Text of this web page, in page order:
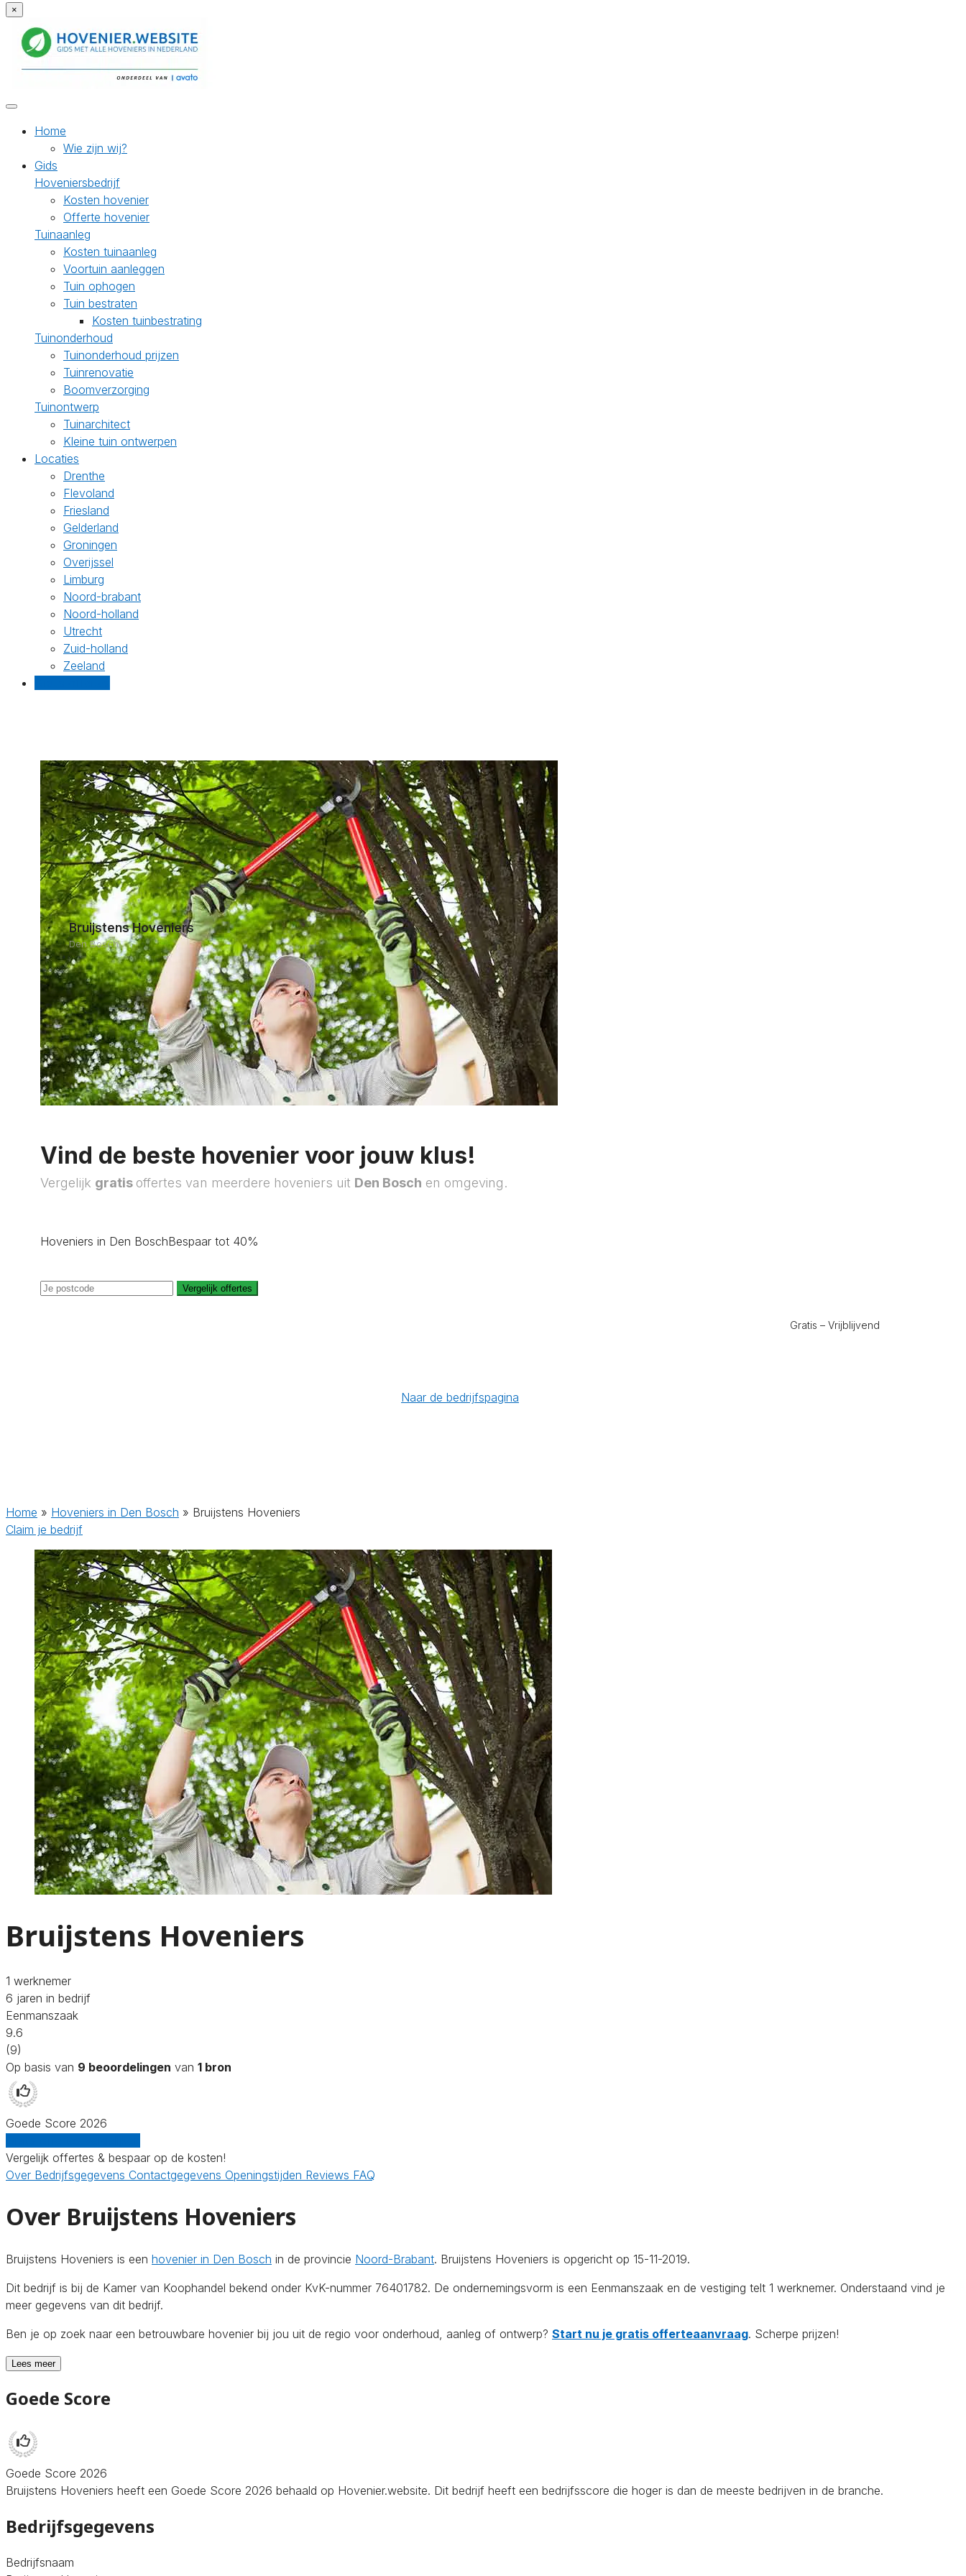
×
Home
Wie zijn wij?
Gids
Hoveniersbedrijf
Kosten hovenier
Offerte hovenier
Tuinaanleg
Kosten tuinaanleg
Voortuin aanleggen
Tuin ophogen
Tuin bestraten
Kosten tuinbestrating
Tuinonderhoud
Tuinonderhoud prijzen
Tuinrenovatie
Boomverzorging
Tuinontwerp
Tuinarchitect
Kleine tuin ontwerpen
Locaties
Drenthe
Flevoland
Friesland
Gelderland
Groningen
Overijssel
Limburg
Noord-brabant
Noord-holland
Utrecht
Zuid-holland
Zeeland
Bruijstens Hoveniers
Den Bosch
Vind de beste hovenier voor jouw klus!
Vergelijk gratis offertes van meerdere hoveniers uit Den Bosch en omgeving.
Hoveniers in Den BoschBespaar tot 40%
Vergelijk offertes
Gratis – Vrijblijvend
Naar de bedrijfspagina
Home » Hoveniers in Den Bosch » Bruijstens Hoveniers
Claim je bedrijf
Bruijstens Hoveniers
1 werknemer
6 jaren in bedrijf
Eenmanszaak
9.6
(9)
Op basis van 9 beoordelingen van 1 bron
Goede Score 2026
Vergelijk offertes & bespaar op de kosten!
Over Bedrijfsgegevens Contactgegevens Openingstijden Reviews FAQ
Over Bruijstens Hoveniers
Bruijstens Hoveniers is een hovenier in Den Bosch in de provincie Noord-Brabant. Bruijstens Hoveniers is opgericht op 15-11-2019.
Dit bedrijf is bij de Kamer van Koophandel bekend onder KvK-nummer 76401782. De ondernemingsvorm is een Eenmanszaak en de vestiging telt 1 werknemer. Onderstaand vind je
meer gegevens van dit bedrijf.
Ben je op zoek naar een betrouwbare hovenier bij jou uit de regio voor onderhoud, aanleg of ontwerp? Start nu je gratis offerteaanvraag. Scherpe prijzen!
Lees meer
Goede Score
Goede Score 2026
Bruijstens Hoveniers heeft een Goede Score 2026 behaald op Hovenier.website. Dit bedrijf heeft een bedrijfsscore die hoger is dan de meeste bedrijven in de branche.
Bedrijfsgegevens
Bedrijfsnaam